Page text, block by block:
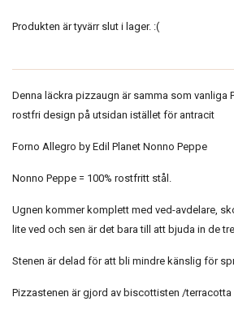
Produkten är tyvärr slut i lager. :(
Denna läckra pizzaugn är samma som vanliga
rostfri design på utsidan istället för antracit
Forno Allegro by Edil Planet
Nonno Peppe = 100% rostfritt stål.
Ugnen kommer komplett med ved-avdelare,
lite ved och sen är det bara till att bjuda in de
Stenen är delad för att bli mindre känslig för
Pizzastenen är gjord av biscottisten /terracotta